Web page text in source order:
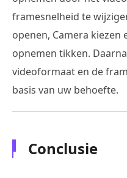
framesnelheid te
openen, Camera kiezen
opnemen tikken.
videoformaat en de
basis van uw behoefte.
Conclusie